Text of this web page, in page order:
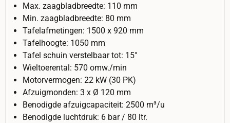
Max. zaagbladbreedte: 110 mm
Min. zaagbladbreedte: 80 mm
Tafelafmetingen: 1500 x 920 mm
Tafelhoogte: 1050 mm
Tafel schuin verstelbaar tot: 15°
Wieltoerental: 570 omw./min
Motorvermogen: 22 kW (30 PK)
Afzuigmonden: 3 x Ø 120 mm
Benodigde afzuigcapaciteit: 2500 m³/u
Benodigde luchtdruk: 6 bar / 80 ltr.